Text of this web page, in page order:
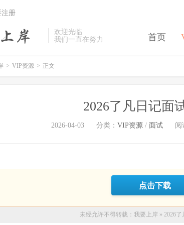
欢迎光临
我们一直在努力
首页
注册
> VIP资源 > 正文
2026了凡日记面
2026-04-03 分类： VIP资源/ 面试 阅
点击下载
未经允许不得转载： 我要上岸 » 2026